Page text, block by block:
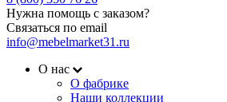
Нужна помощь с заказом?
Связаться по email
info@mebelmarket31.ru
О нас
О фабрике
Наши коллекции